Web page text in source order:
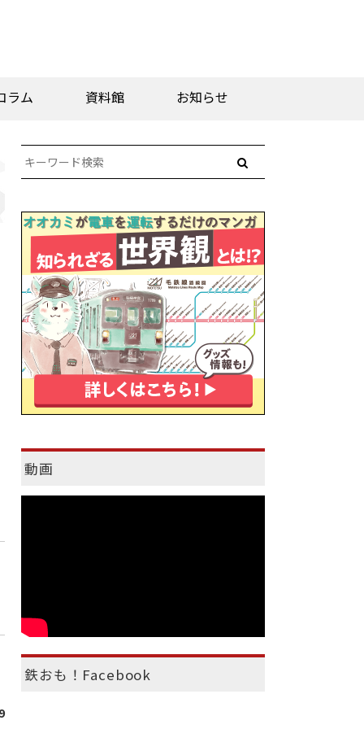
ラム 資料館 お知らせ
動画
鉄おも！Facebook